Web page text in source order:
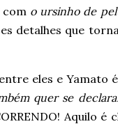
com o ursinho de
detalhes que
eles e Yamato
quer se
Aquilo é